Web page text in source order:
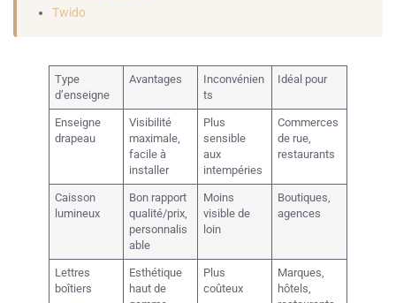
Twido
Type
d’enseigne
Avantages
Inconvénien
ts
Idéal pour
Enseigne
drapeau
Visibilité
maximale,
facile à
installer
Plus
sensible
aux
intempéries
Commerces
de rue,
restaurants
Caisson
lumineux
Bon rapport
qualité/prix,
personnalis
able
Moins
visible de
loin
Boutiques,
agences
Lettres
boîtiers
Esthétique
haut de
Plus
coûteux
Marques,
hôtels,